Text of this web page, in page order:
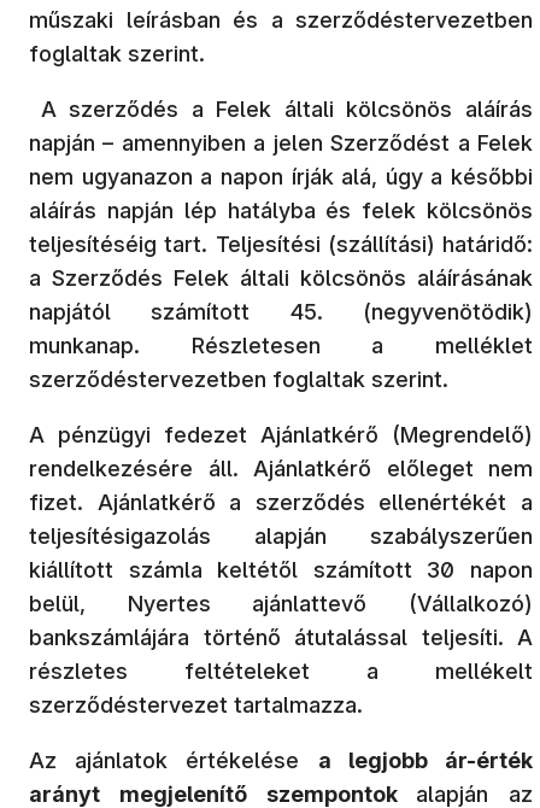
műszaki leírásban és a szerződéstervezetben
foglaltak szerint.
A szerződés a Felek általi kölcsönös aláírás
napján – amennyiben a jelen Szerződést a Felek
nem ugyanazon a napon írják alá, úgy a későbbi
aláírás napján lép hatályba és felek kölcsönös
teljesítéséig tart. Teljesítési (szállítási) határidő:
a Szerződés Felek általi kölcsönös aláírásának
napjától számított 45. (negyvenötödik)
munkanap. Részletesen a melléklet
szerződéstervezetben foglaltak szerint.
A pénzügyi fedezet Ajánlatkérő (Megrendelő)
rendelkezésére áll. Ajánlatkérő előleget nem
fizet. Ajánlatkérő a szerződés ellenértékét a
teljesítésigazolás alapján szabályszerűen
kiállított számla keltétől számított 30 napon
belül, Nyertes ajánlattevő (Vállalkozó)
bankszámlájára történő átutalással teljesíti. A
részletes feltételeket a mellékelt
szerződéstervezet tartalmazza.
Az ajánlatok értékelése a legjobb ár-érték
arányt megjelenítő szempontok alapján az